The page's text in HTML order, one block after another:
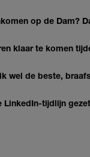
op de Dam?
klaar te komen
wel de beste,
tijdlijn